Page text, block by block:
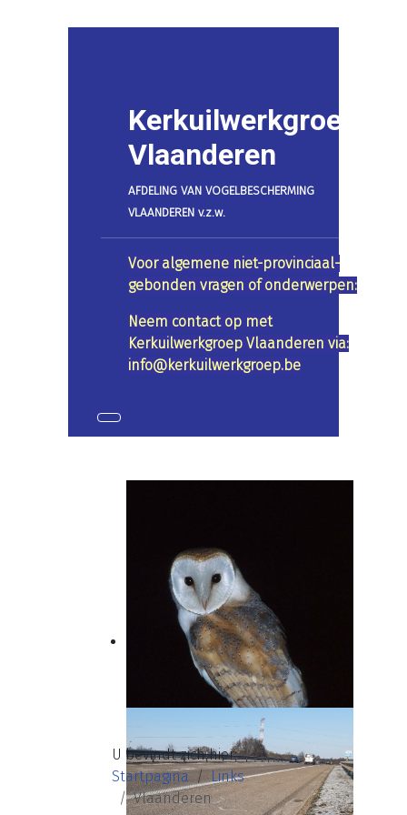
Kerkuilwerkgroep
Vlaanderen
AFDELING VAN VOGELBESCHERMING
VLAANDEREN v.z.w.
Voor algemene niet-provinciaal-
gebonden vragen of onderwerpen:
Neem contact op met
Kerkuilwerkgroep Vlaanderen via:
info@kerkuilwerkgroep.be
U bevindt zich hier:
Startpagina
Links
Vlaanderen